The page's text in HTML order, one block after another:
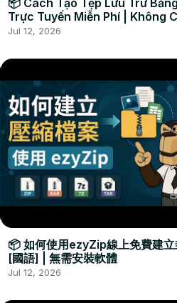
Trực Tuyến Miễn Phí | Không
Đặt Phần Mềm
Jul 12, 2026
📦 如何使用ezyZip線上免費建
[國語] | 無需安裝軟體
Jul 12, 2026